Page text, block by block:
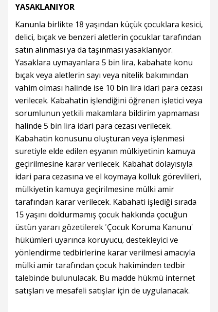
YASAKLANIYOR
Kanunla birlikte 18 yaşından küçük çocuklara kesici,
delici, bıçak ve benzeri aletlerin çocuklar tarafından
satın alınması ya da taşınması yasaklanıyor.
Yasaklara uymayanlara 5 bin lira, kabahate konu
bıçak veya aletlerin sayı veya nitelik bakımından
vahim olması halinde ise 10 bin lira idari para cezası
verilecek. Kabahatin işlendiğini öğrenen işletici veya
sorumlunun yetkili makamlara bildirim yapmaması
halinde 5 bin lira idari para cezası verilecek.
Kabahatin konusunu oluşturan veya işlenmesi
suretiyle elde edilen eşyanın mülkiyetinin kamuya
geçirilmesine karar verilecek. Kabahat dolayısıyla
idari para cezasına ve el koymaya kolluk görevlileri,
mülkiyetin kamuya geçirilmesine mülki amir
tarafından karar verilecek. Kabahati işlediği sırada
15 yaşını doldurmamış çocuk hakkında çocuğun
üstün yararı gözetilerek 'Çocuk Koruma Kanunu'
hükümleri uyarınca koruyucu, destekleyici ve
yönlendirme tedbirlerine karar verilmesi amacıyla
mülki amir tarafından çocuk hakiminden tedbir
talebinde bulunulacak. Bu madde hükmü internet
satışları ve mesafeli satışlar için de uygulanacak.